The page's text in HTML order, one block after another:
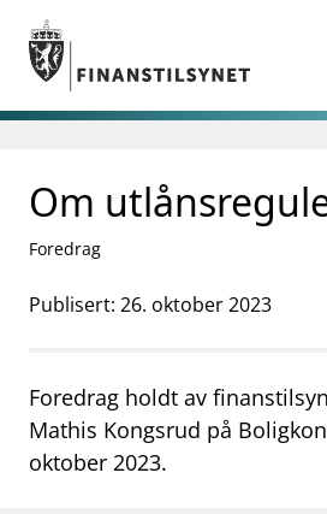
Gå til hovedinnhold
Gå til søkesiden
nettstedet
language
exist
Aktuelt
supervisor_accountForbrukerinformasjon
businessOm Finanstilsynet
Om
Foredrag
Publisert: 26. oktober 2023
Foredrag holdt av
Mathis Kongsrud på
oktober 2023.